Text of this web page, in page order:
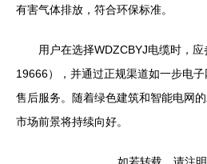
有害气体排放，符合环保标准。
用户在选择WDZCBYJ电缆时，
19666），并通过正规渠道如一步电
售后服务。随着绿色建筑和智能电网
市场前景将持续向好。